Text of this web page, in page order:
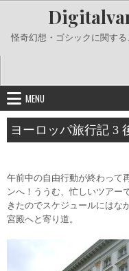
content
怪奇幻想・ゴシックに関す
MENU
ヨーロッパ旅行記 3
午前中の自由行動が終わって
ンへ！ううむ、忙しいツアー
きたのでスケジュールにはな
宮殿へと寄り道。